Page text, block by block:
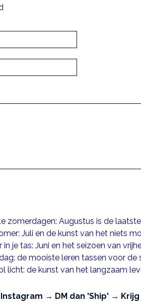
zomerdagen: Augustus is de
Juli en de kunst van het niets
in je tas: Juni en het seizoen van
de mooiste leren tassen voor de
licht: de kunst van het langzaam
Instagram → DM dan 'Ship' →